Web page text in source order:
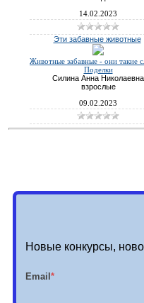
14.02.2023
Эти забавные животные
Животные забавные - они такие
Поделки
Силина Анна Николаевна
взрослые
09.02.2023
Новые конкурсы,
Email *